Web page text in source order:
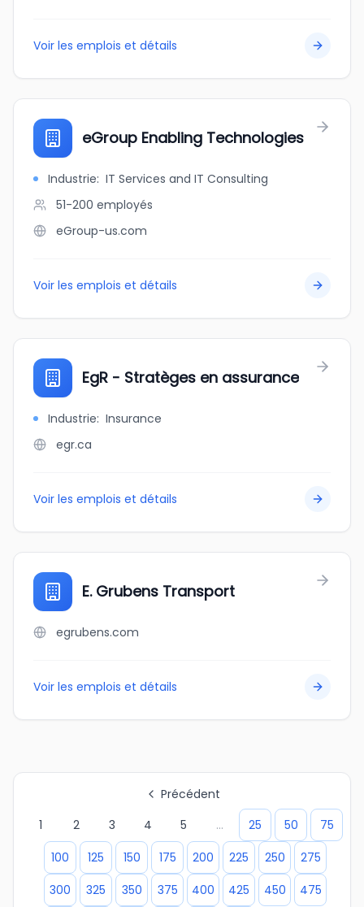
Voir les emplois et détails
eGroup Enabling Technologies
Industrie: IT Services and IT Consulting
51-200 employés
eGroup-us.com
Voir les emplois et détails
EgR - Stratèges en assurance
Industrie: Insurance
egr.ca
Voir les emplois et détails
E. Grubens Transport
egrubens.com
Voir les emplois et détails
Précédent
1
2 3 4 5 ... 25 50
75
100
125 150 175 200 225 250
275
300
325 350 375 400 425 450 475